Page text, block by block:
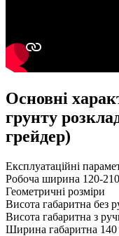
Основні
грунту
грейдер)
Експлуатаційні
Робоча ширина 120-
Геометричні розміри
Висота габаритна без
Висота габаритна з
Ширина габаритна